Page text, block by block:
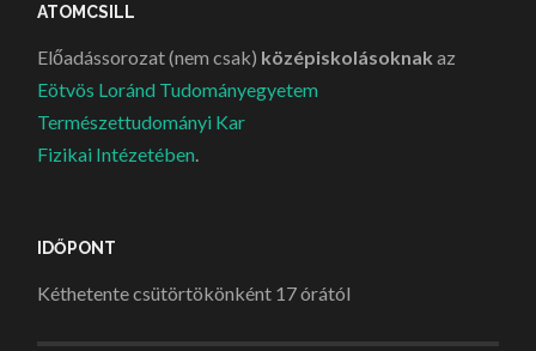
ATOMCSILL
Előadássorozat (nem csak) középiskolásoknak az
Eötvös Loránd Tudományegyetem
Természettudományi Kar
Fizikai Intézetében
IDŐPONT
Kéthetente csütörtökönként 17 órától